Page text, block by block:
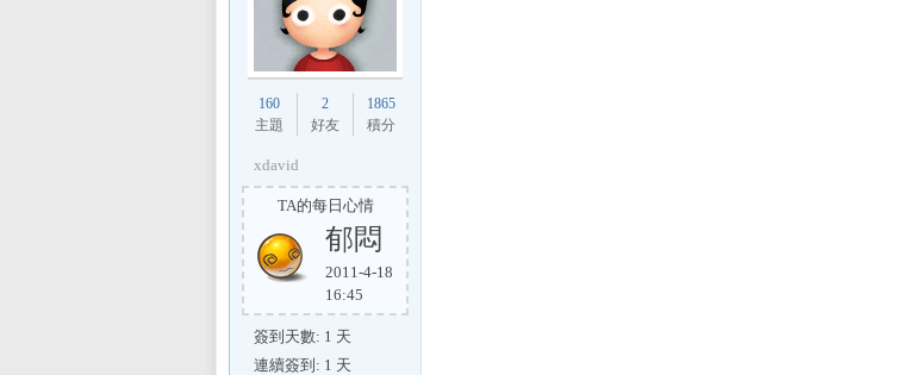
160
主題
2
好友
1865
積分
xdavid
TA的每日心情
郁悶
2011-4-18
16:45
簽到天數: 1 天
連續簽到: 1 天